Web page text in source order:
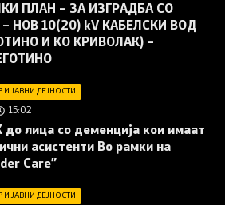
ПЛАН – ЗА ИЗГРАДБА СО
НОВ 10(20) kV КАБЕЛСКИ ВОД
И КО КРИВОЛАК) –
И ЈАВНИ ДЕЈНОСТИ
15:02
лица со деменција кои имаат
асистенти Во рамки на
Care”
И ЈАВНИ ДЕЈНОСТИ